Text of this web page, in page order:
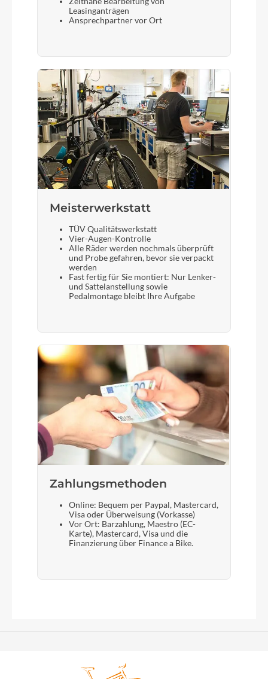
Leasinganträgen
Ansprechpartner vor Ort
Meisterwerkstatt
TÜV Qualitätswerkstatt
Vier-Augen-Kontrolle
Alle Räder werden nochmals überprüft
und Probe gefahren, bevor sie verpackt
werden
Fast fertig für Sie montiert: Nur Lenker-
und Sattelanstellung sowie
Pedalmontage bleibt Ihre Aufgabe
Zahlungsmethoden
Online: Bequem per Paypal, Mastercard,
Visa oder Überweisung (Vorkasse)
Vor Ort: Barzahlung, Maestro (EC-
Karte), Mastercard, Visa und die
Finanzierung über Finance a Bike.